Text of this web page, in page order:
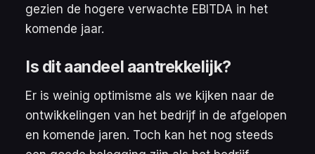
gezien de hogere verwachte EBITDA in het
komende jaar.
Is dit aandeel aantrekkelijk?
Er is weinig optimisme als we kijken naar de
ontwikkelingen van het bedrijf in de afgelopen
en komende jaren. Toch kan het nog steeds